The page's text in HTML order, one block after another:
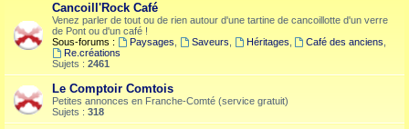
Cancoill'Rock Café
Venez parler de tout ou de rien autour d'une tartine de cancoillotte d'un verre
de Pont ou d'un café !
Sous-forums :
Paysages Saveurs Héritages Café des anciens
Re.créations
Sujets : 2461
Le Comptoir Comtois
Petites annonces en Franche-Comté (service gratuit)
Sujets : 318